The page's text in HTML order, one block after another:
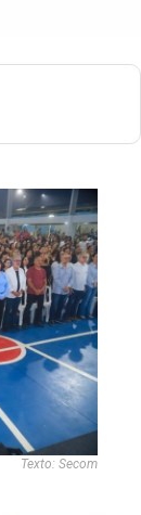
Texto: Secom